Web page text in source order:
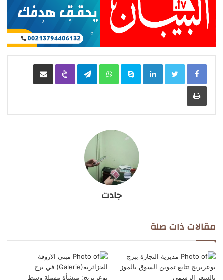
LinkedIn
Skype
WhatsApp
Telegram
Viber مشاركة عبر البريد
طباعة
جادت
مقالات ذات صلة